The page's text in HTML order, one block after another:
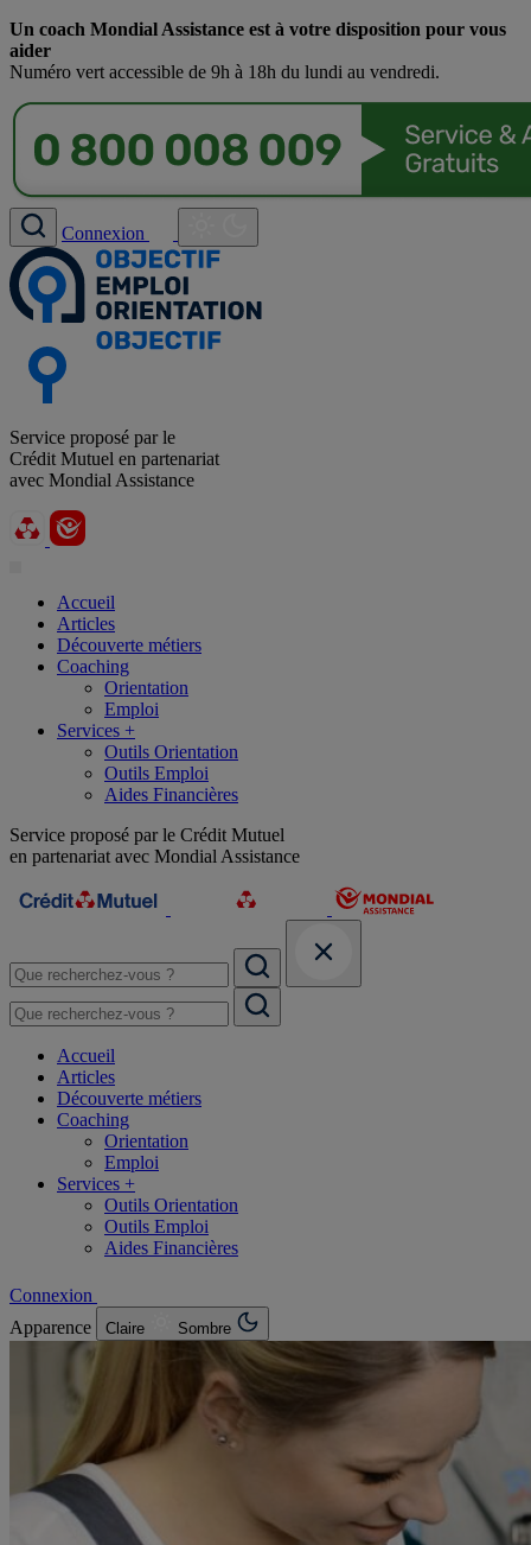
Un coach Mondial Assistance est à votre disposition pour vous
aider
Numéro vert accessible de 9h à 18h du lundi au vendredi.
Connexion
Service proposé par le
Crédit Mutuel en partenariat
avec Mondial Assistance
Accueil
Articles
Découverte métiers
Coaching
Orientation
Emploi
Services +
Outils Orientation
Outils Emploi
Aides Financières
Service proposé par le Crédit Mutuel
en partenariat avec Mondial Assistance
Accueil
Articles
Découverte métiers
Coaching
Orientation
Emploi
Services +
Outils Orientation
Outils Emploi
Aides Financières
Connexion
Apparence
Claire Sombre